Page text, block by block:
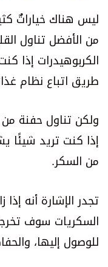
ليس هناك خياراتٌ
من الأفضل تناول
الكربوهيدرات إذا
طريق اتباع نظام
ولكن تناول حفنة من
إذا كنت تريد شيئًا
من السكر.
تجدر الإشارة أنه
السكريات سوف
للوصول إليها،